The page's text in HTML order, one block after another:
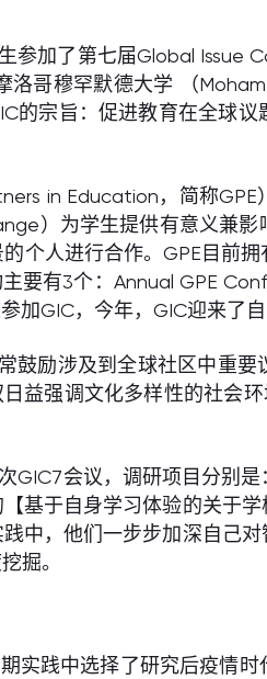
加了第七届Global Issue
哥穆罕默德大学 （
的宗旨：促进教育在全球
in Education，简称
）为学生提供有意义兼
个人进行合作。GPE目前
要有3个：Annual GPE
加GIC，今年，GIC迎来了自
励涉及到全球社区中重
益强调文化多样性的社会
会议，调研项目分别
基于自身学习体验的关于
中，他们一步步加深自己
掘。
践中选择了研究后疫情时